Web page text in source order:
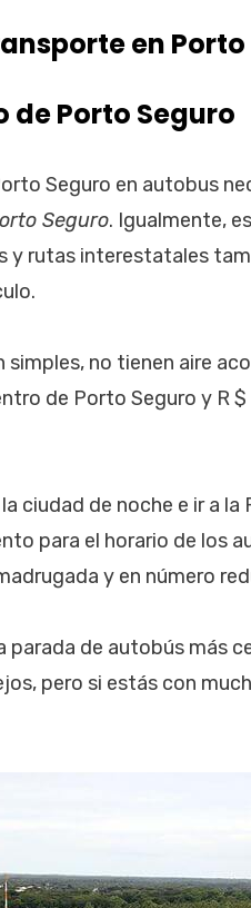
en Porto
de Porto Seguro
Seguro en autobus
Seguro. Igualmente,
y rutas interestatales
simples, no tienen aire
de Porto Seguro y R
ciudad de noche e ir a
para el horario de los
y en número
parada de autobús más
pero si estás con